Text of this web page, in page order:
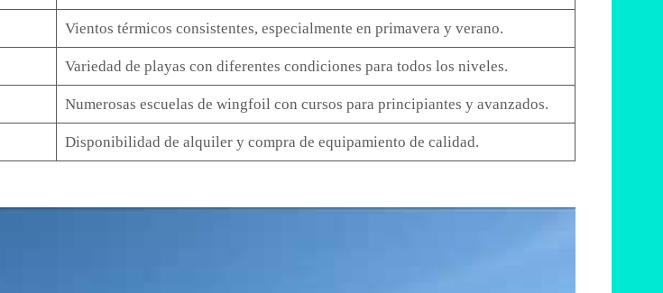
Vientos térmicos consistentes, especialmente en primavera y verano.
Variedad de playas con diferentes condiciones para todos los niveles.
Numerosas escuelas de wingfoil con cursos para principiantes y avanzados.
Disponibilidad de alquiler y compra de equipamiento de calidad.